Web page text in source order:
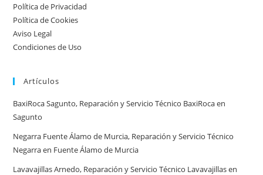
ciudad:
disponibilidad
y
en
Política de Privacidad
Política de Cookies
Aviso Legal
Condiciones de Uso
Artículos
BaxiRoca Sagunto, Reparación y Servicio Técnico BaxiRoca en
Sagunto
Negarra Fuente Álamo de Murcia, Reparación y Servicio Técnico
Negarra en Fuente Álamo de Murcia
Lavavajillas Arnedo, Reparación y Servicio Técnico Lavavajillas en